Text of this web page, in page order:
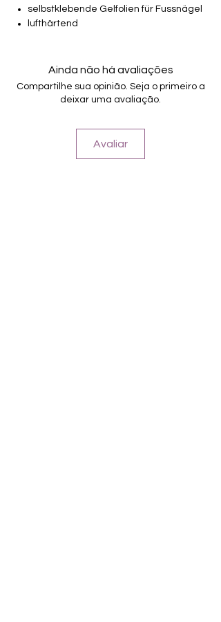
selbstklebende Gelfolien für Fussnägel
lufthärtend
17.5mm)
Halten bis zu 14 Tage
Farbe:braun, gold
Ainda não há avaliações
Compartilhe sua opinião. Seja o primeiro a
deixar uma avaliação.
Avaliar